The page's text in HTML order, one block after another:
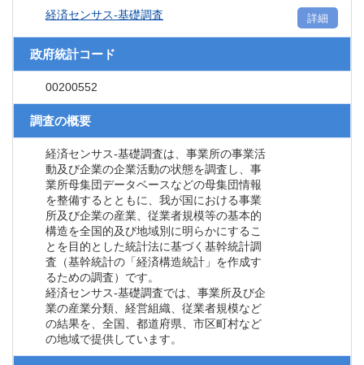
経済センサス‐基礎調査 詳細
政府統計コード
00200552
調査の概要
経済センサス‐基礎調査は、事業所の事業活
動及び企業の企業活動の状態を調査し、事
業所母集団データベースなどの母集団情報
を整備するとともに、我が国における事業
所及び企業の産業、従業者規模等の基本的
構造を全国的及び地域別に明らかにするこ
とを目的とした統計法に基づく基幹統計調
査（基幹統計の「経済構造統計」を作成す
るための調査）です。
経済センサス‐基礎調査では、事業所及び企
業の産業分類、経営組織、従業者規模など
の結果を、全国、都道府県、市区町村など
の地域で提供しています。